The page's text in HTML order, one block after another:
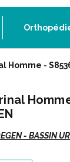
Homme -
- BASSIN